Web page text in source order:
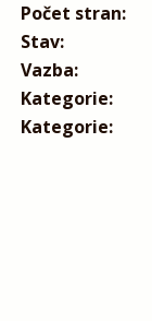
Počet stran:
Stav:
Vazba:
Kategorie:
Kategorie: